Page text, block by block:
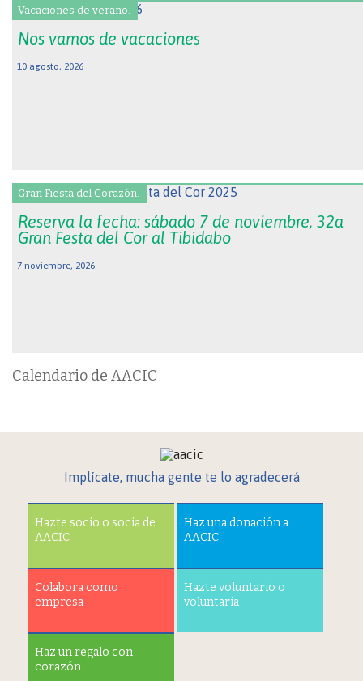
Vacaciones de verano.
Nos vamos de vacaciones
10 agosto, 2026
Gran Fiesta del Corazón.
Reserva la fecha: sábado 7 de noviembre, 32a
Gran Festa del Cor al Tibidabo
7 noviembre, 2026
Calendario de AACIC
Implícate, mucha gente te lo agradecerá
Hazte socio o socia de
AACIC
Haz una donación a
AACIC
Colabora como
empresa
Hazte voluntario o
voluntaria
Haz un regalo con
corazón